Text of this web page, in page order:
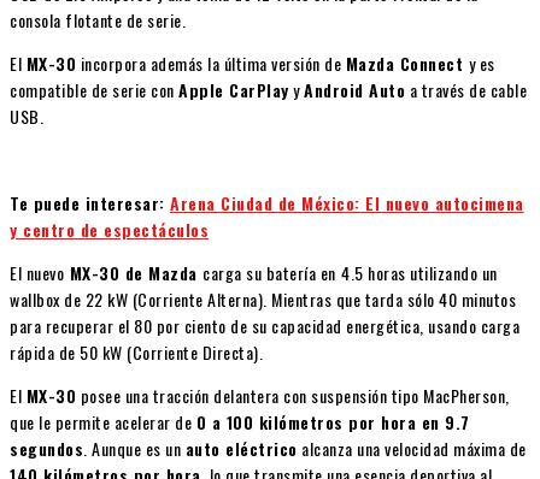
consola flotante de serie.
El MX-30 incorpora además la última versión de Mazda Connect y es
compatible de serie conApple CarPlayyAndroid Auto a través de cable
USB.
Te puede interesar: Arena Ciudad de México: El nuevo autocimena
y centro de espectáculos
El nuevo MX-30 de Mazda carga su batería en 4.5 horas utilizando un
wallbox de 22 kW (Corriente Alterna). Mientras que tarda sólo 40 minutos
para recuperar el 80 por ciento de su capacidad energética, usando carga
rápida de 50 kW (Corriente Directa).
El MX-30 posee una tracción delantera con suspensión tipo MacPherson,
que le permite acelerar de 0 a 100 kilómetros por hora en 9.7
segundos . Aunque es un auto eléctrico alcanza una velocidad máxima de